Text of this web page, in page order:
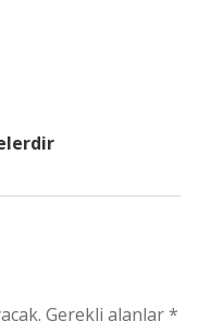
Gerekli alanlar*